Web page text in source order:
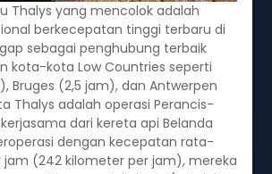
Thalys yang mencolok adalah
berkecepatan tinggi terbaru di
sebagai penghubung terbaik
kota-kota Low Countries seperti
Bruges (2,5 jam), dan Antwerpen
Thalys adalah operasi Perancis-
dari kereta api Belanda
dengan kecepatan rata-
jam (242 kilometer per jam), mereka